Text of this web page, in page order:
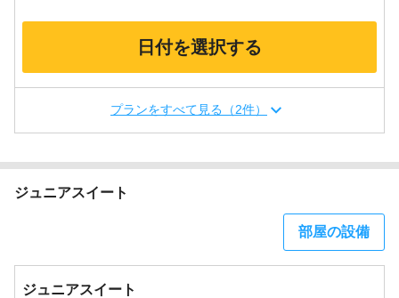
日付を選択する
プランをすべて見る（2件）
ジュニアスイート
部屋の設備
ジュニアスイート